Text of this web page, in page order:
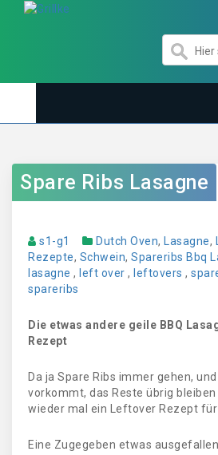
Spare Ribs Lasagne
s1-g1 Dutch Oven, Lasagne,
Rezepte, Schwein, Spareribs Bbq
lasagne , left over , leftovers ,
spareribs
Die etwas andere geile BBQ
Rezept
Da ja Spare Ribs immer gehen,
vorkommt, das Reste übrig
wieder mal ein Leftover Rezept für
Eine Zugegeben etwas